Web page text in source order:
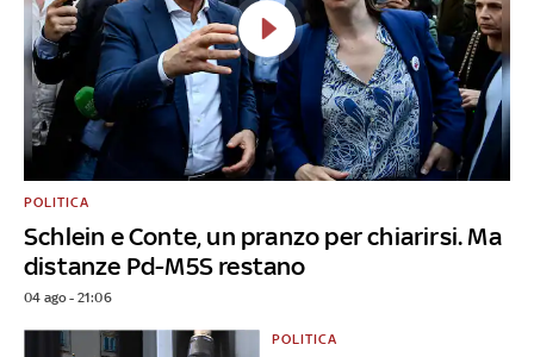
Schlein e Conte, un pranzo per chiarirsi. Ma
distanze Pd-M5S restano
POLITICA
04 ago - 21:06
POLITICA